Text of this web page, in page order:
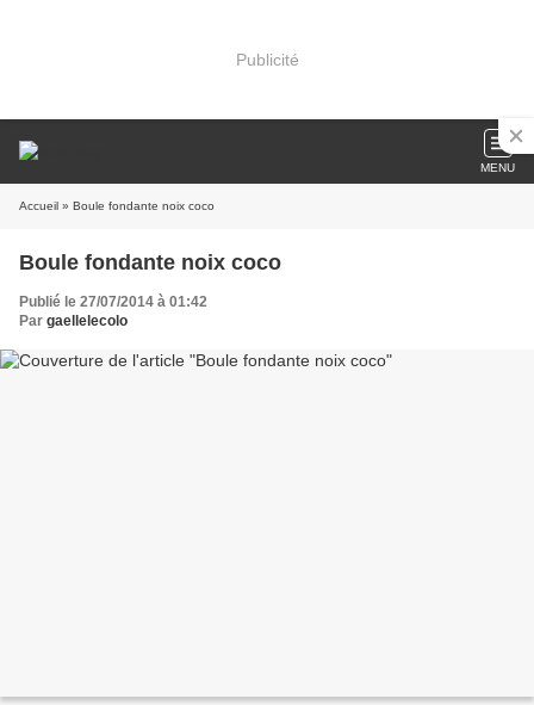
Publicité
MENU
Accueil » Boule fondante noix coco
Boule fondante noix coco
Publié le 27/07/2014 à 01:42
Par gaellelecolo